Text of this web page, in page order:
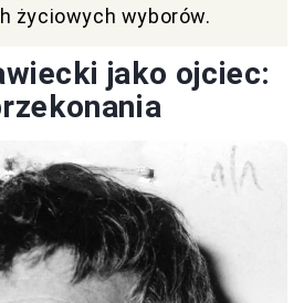
życiowych wyborów.
jako ojciec: